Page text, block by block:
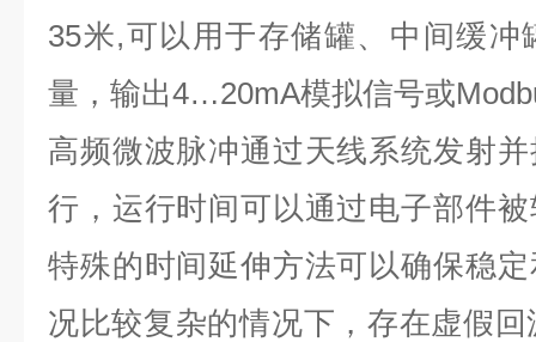
35米,可以用于存储罐、中间缓冲
量，输出4…20mA模拟信号或
高频微波脉冲通过天线系统发射
行，运行时间可以通过电子部件
特殊的时间延伸方法可以确保稳
况比较复杂的情况下，存在虚假